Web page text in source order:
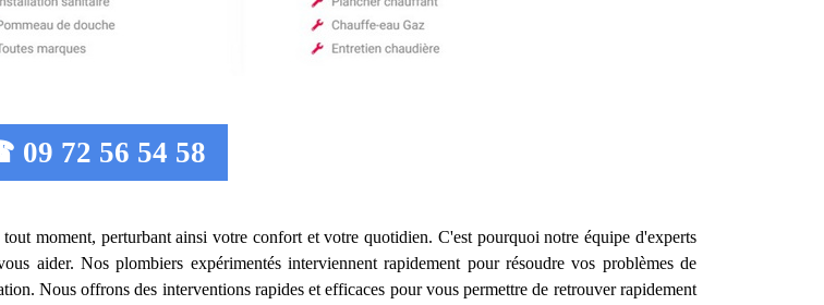
72 56 54 58
moment, perturbant ainsi votre confort et votre quotidien. C'est pourquoi notre équipe d'experts
aider. Nos plombiers expérimentés interviennent rapidement pour résoudre vos problèmes de
Nous offrons des interventions rapides et efficaces pour vous permettre de retrouver rapidement